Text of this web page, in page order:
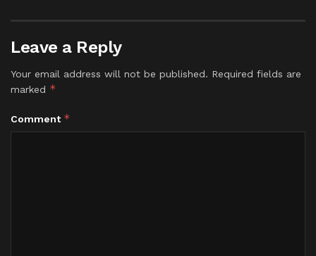
Leave a Reply
Your email address will not be published. Required fields are
marked *
Comment *